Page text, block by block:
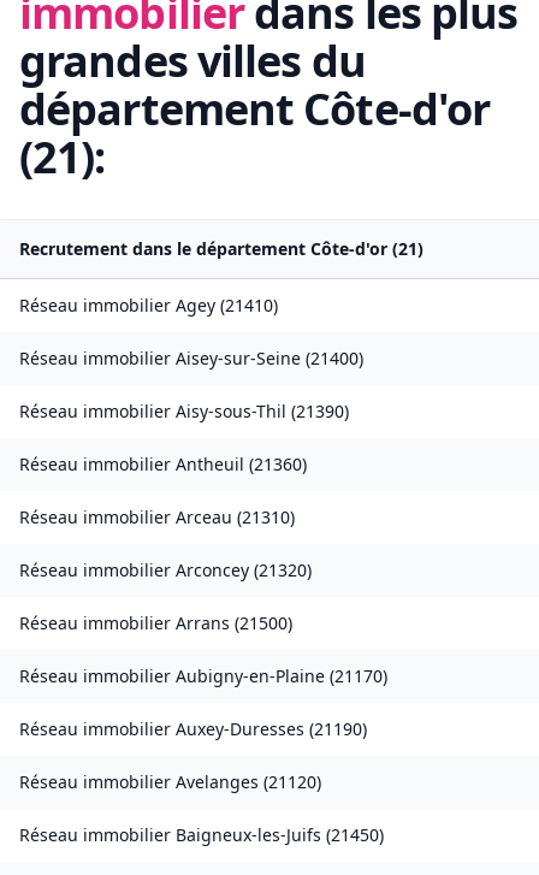
immobilierdans les plus
grandes villes du
département Côte-d'or
(21):
Recrutement dans le département Côte-d'or (21)
Réseau immobilier Agey (21410)
Réseau immobilier Aisey-sur-Seine (21400)
Réseau immobilier Aisy-sous-Thil (21390)
Réseau immobilier Antheuil (21360)
Réseau immobilier Arceau (21310)
Réseau immobilier Arconcey (21320)
Réseau immobilier Arrans (21500)
Réseau immobilier Aubigny-en-Plaine (21170)
Réseau immobilier Auxey-Duresses (21190)
Réseau immobilier Avelanges (21120)
Réseau immobilier Baigneux-les-Juifs (21450)